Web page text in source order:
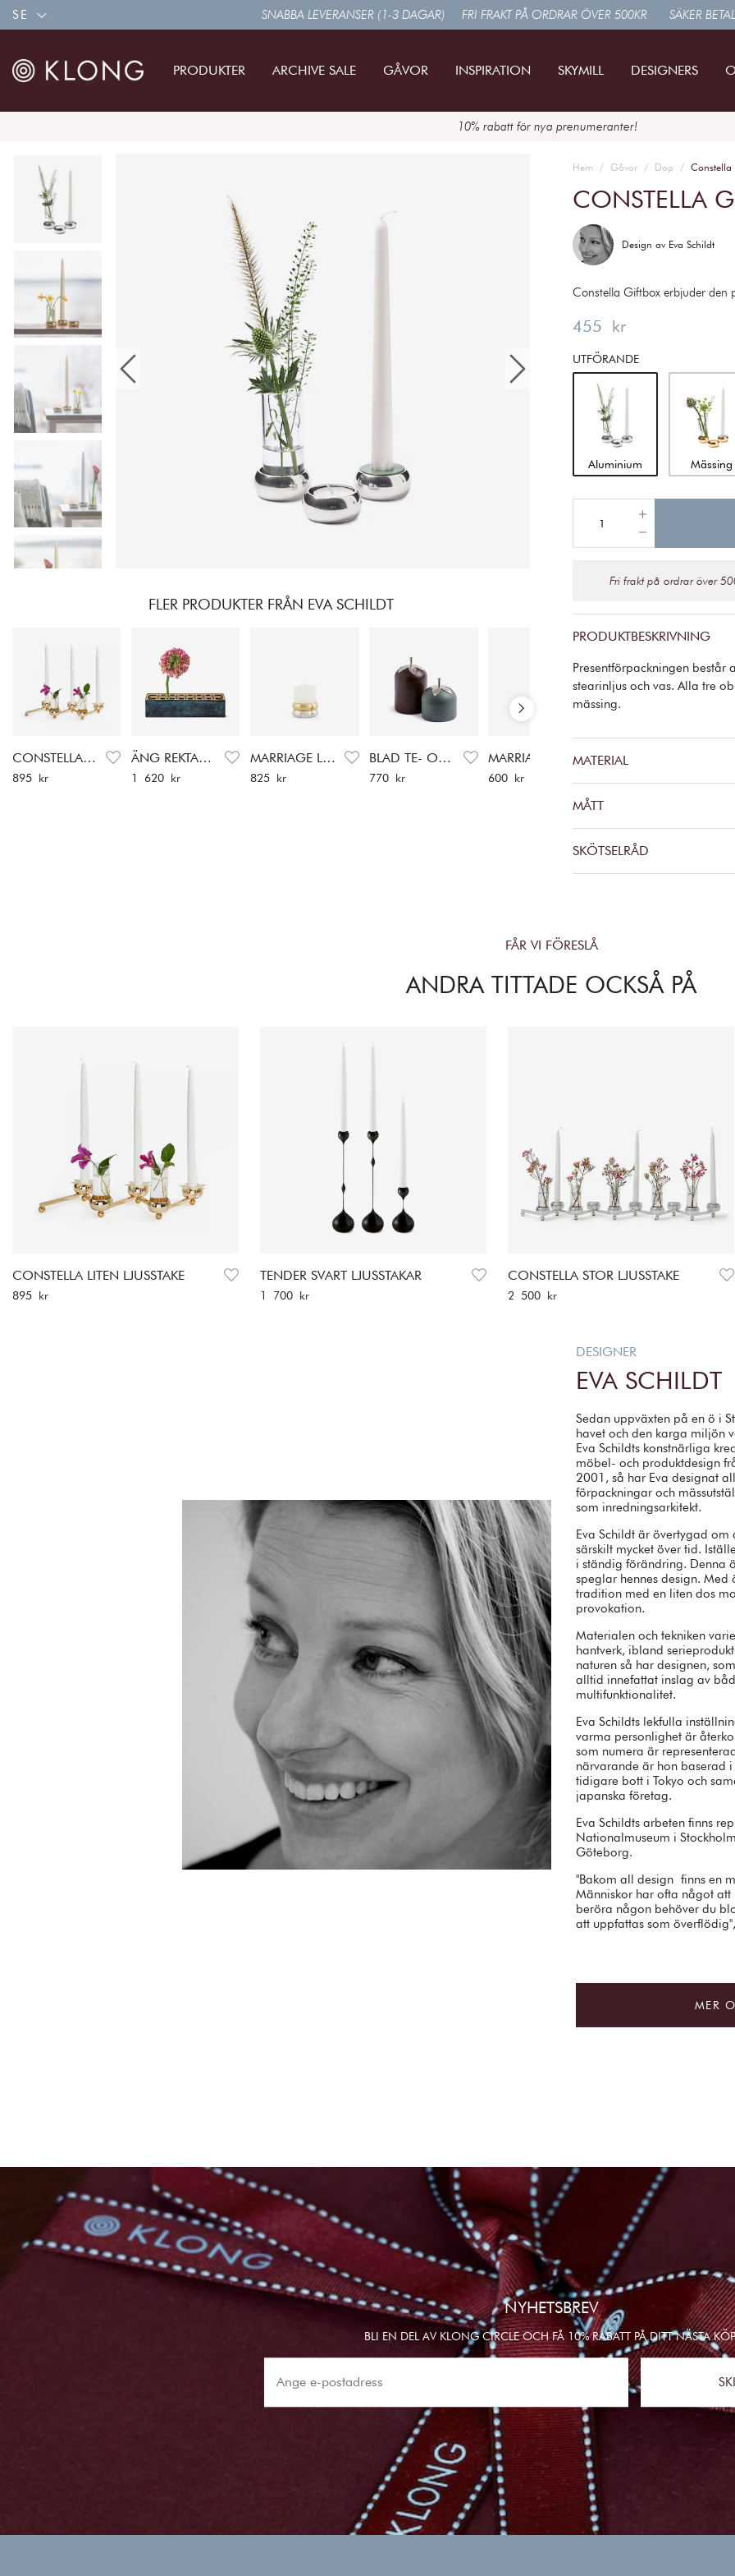
SE SNABBA LEVERANSER (1-3 DAGAR) FRI FRAKT PÅ ORDRAR ÖVER 500KR SÄKER
PRODUKTER ARCHIVE SALE GÅVOR INSPIRATION SKYMILL DESIGNERS
10% rabatt för nya prenumeranter!
FLER PRODUKTER FRÅN EVA SCHILDT
CONSTELLA LITEN LJUSSTAKE
Pris: 895 kr
895 kr
ÄNG REKTANGULÄR VAS
Pris:1 620 kr
1 620 kr
MARRIAGE LJUSHÅLLARE
Pris: 825 kr
825 kr
BLAD TE- OCH KAFFEBURKAR
Pris: 770 kr
770 kr Pris: 600 kr
600 kr
Hem Gåvor Dop Constella
CONSTELLA
Design av Eva Schildt
Constella Giftbox erbjuder den
Pris :455 kr
455 kr
UTFÖRANDE
Aluminium Mässing
Fri frakt på ordrar över
PRODUKTBESKRIVNING
Presentförpackningen
stearinljus och vas. Alla tre
mässing.
MATERIAL
MÅTT
SKÖTSELRÅD
FÅR VI FÖRESLÅ
ANDRA TITTADE OCKSÅ PÅ
CONSTELLA LITEN LJUSSTAKE
Pris: 895 kr
895 kr
TENDER SVART LJUSSTAKAR
Pris:1 700 kr
1 700 kr
CONSTELLA STOR LJUSSTAKE
Pris:2 500 kr
2 500 kr
DESIGNER
EVA SCHILDT
Sedan uppväxten på en ö i
havet och den karga miljön
Eva Schildts konstnärliga
möbel- och produktdesign
2001, så har Eva designat
förpackningar och
som inredningsarkitekt.
Eva Schildt är övertygad
särskilt mycket över tid.
i ständig förändring. Denna
speglar hennes design.
tradition med en liten dos
provokation.
Materialen och tekniken
hantverk, ibland
naturen så har designen,
alltid innefattat inslag av
multifunktionalitet.
Eva Schildts lekfulla
varma personlighet är
som numera är
närvarande är hon baserad
tidigare bott i Tokyo och
japanska företag.
Eva Schildts arbeten finns
Nationalmuseum i
Göteborg.
"Bakom all design finns en
Människor har ofta något att
beröra någon behöver du
att uppfattas som
MER
NYHETSBREV
BLI EN DEL AV KLONG CIRCLE OCH FÅ 10% RABATT PÅ DITT NÄSTA